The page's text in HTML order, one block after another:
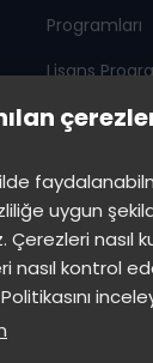
uygun
nasıl
nasıl kontrol
Programları
Lisans
Lisansüstü
İstinye Post
nasıl yardımcı